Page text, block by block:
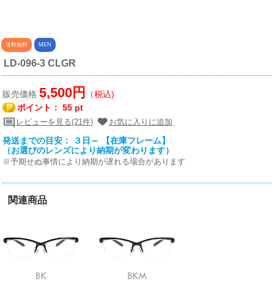
送料無料 MEN
LD-096-3 CLGR
販売価格5,500円
（税込)
ポイント：55 pt
レビューを見る(21件) お気に入りに追加
発送までの目安： ３日～ 【在庫フレーム】
（お選びのレンズにより納期が変わります）
※予期せぬ事情により納期が遅れる場合があります
関連商品